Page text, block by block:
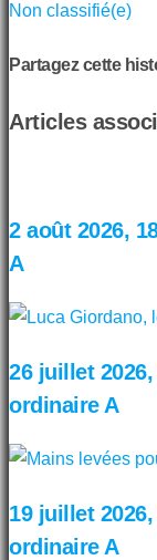
Non classifié(e)
Partagez cette
Articles
2 août 2026,
A
26 juillet
ordinaire A
19 juillet
ordinaire A